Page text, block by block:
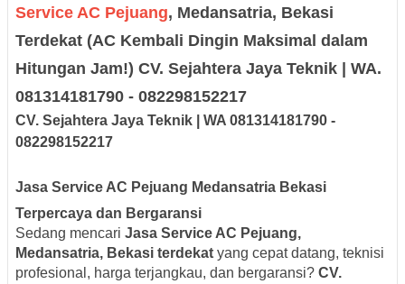
Service AC Pejuang, Medansatria, Bekasi
Terdekat (AC Kembali Dingin Maksimal dalam
Hitungan Jam!) CV. Sejahtera Jaya Teknik | WA.
081314181790 - 082298152217
CV. Sejahtera Jaya Teknik | WA 081314181790 -
082298152217
Jasa Service AC Pejuang Medansatria Bekasi
Terpercaya dan Bergaransi
Sedang mencari Jasa Service AC Pejuang,
Medansatria, Bekasi terdekat yang cepat datang, teknisi
profesional, harga terjangkau, dan bergaransi? CV.